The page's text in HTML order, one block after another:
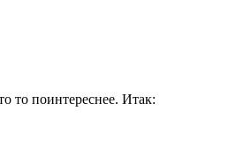
то поинтереснее. Итак: